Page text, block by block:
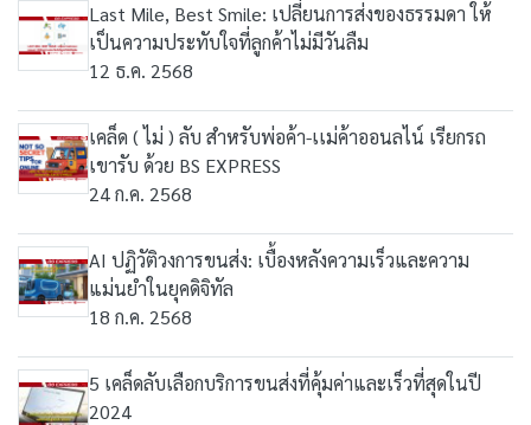
Last Mile, Best Smile: เปลี่ยนการส่งของธรรมดา ให้
เป็นความประทับใจที่ลูกค้าไม่มีวันลืม
12 ธ.ค. 2568
เคล็ด ( ไม่ ) ลับ สําหรับพ่อค้า-เเม่ค้าออนลไน์ เรียกรถ
เขารับ ด้วย BS EXPRESS
24 ก.ค. 2568
AI ปฏิวัติวงการขนส่ง: เบื้องหลังความเร็วและความ
แม่นยำในยุคดิจิทัล
18 ก.ค. 2568
5 เคล็ดลับเลือกบริการขนส่งที่คุ้มค่าและเร็วที่สุดในปี
2024